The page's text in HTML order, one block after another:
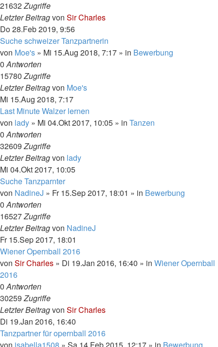
21632Zugriffe
Letzter Beitragvon Sir Charles
Do 28.Feb 2019, 9:56
Suche schweizer Tanzpartnerin
von Moe's » Mi 15.Aug 2018, 7:17 » in Bewerbung
0Antworten
15780Zugriffe
Letzter Beitragvon Moe's
Mi 15.Aug 2018, 7:17
Last Minute Walzer lernen
von lady » Mi 04.Okt 2017, 10:05 » in Tanzen
0Antworten
32609Zugriffe
Letzter Beitragvon lady
Mi 04.Okt 2017, 10:05
Suche Tanzparnter
von NadineJ » Fr 15.Sep 2017, 18:01 » in Bewerbung
0Antworten
16527Zugriffe
Letzter Beitragvon NadineJ
Fr 15.Sep 2017, 18:01
Wiener Opernball 2016
von Sir Charles » Di 19.Jan 2016, 16:40 » in Wiener Opernball
2016
0Antworten
30259Zugriffe
Letzter Beitragvon Sir Charles
Di 19.Jan 2016, 16:40
Tanzpartner für opernball 2016